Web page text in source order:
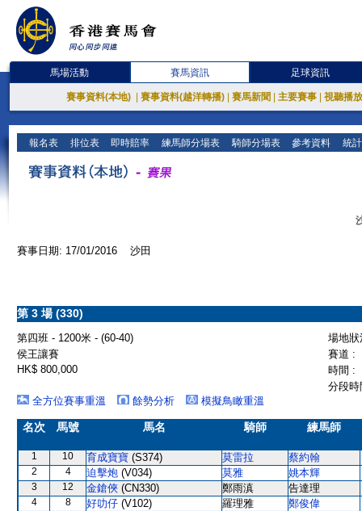
馬場活動 賽馬資訊 足球資訊
賽事資料(本地) 賽事資料(越洋轉播) 賽馬新聞 主要賽事 視聽播
報名表 排位表 即時賠率 練馬師分場表 騎師分場表 參考資料 統
賽事日期: 17/01/2016 沙田
第 3 場 (330)
第四班 - 1200米 - (60-40)
場地
侯王讓賽
賽道 :
HK$ 800,000
時間 :
分段
全方位賽事重溫
餘勢分析 模擬鳥瞰重溫
名次 馬號 馬名 騎師 練馬師
1 10 育成寶寶 (S374) 莫雷拉 蔡約翰
2 4 迫擊炮 (V034) 莫雅 姚本輝
3 12 金鎗俠 (CN330) 鄭雨滇 告達理
4 8 好叻仔 (V102) 羅理雅 鄭俊偉